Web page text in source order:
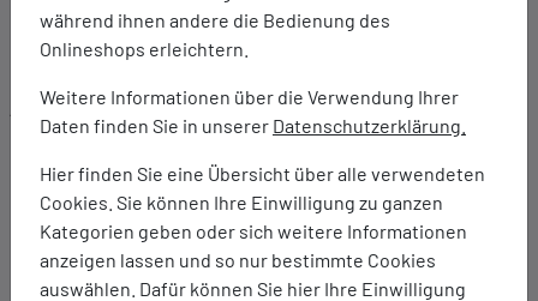
während ihnen andere die Bedienung des
Onlineshops erleichtern.
Weitere Informationen über die Verwendung Ihrer
Daten finden Sie in unserer Datenschutzerklärung.
Hier finden Sie eine Übersicht über alle verwendeten
Cookies. Sie können Ihre Einwilligung zu ganzen
Kategorien geben oder sich weitere Informationen
anzeigen lassen und so nur bestimmte Cookies
auswählen. Dafür können Sie hier Ihre Einwilligung
DETAILS ZUM PRODUKT
Ausstattung:
Leichtes, gewebtes Ultra-Stretch-Polyestergewebe mit
strukturierten Ripstop-Einsätzen - Ilus Lite
Hochbeständige wasserabweisende Beschichtung
Angeschnittene Kapuze
Elastische Ärmelbündchen
Abgerundet durch praktische Reißverschlusstaschen